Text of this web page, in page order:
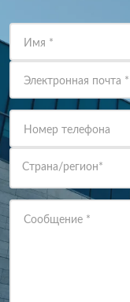
Имя *
Электронная почта *
Номер телефона
Страна/регион*
Сообщение *